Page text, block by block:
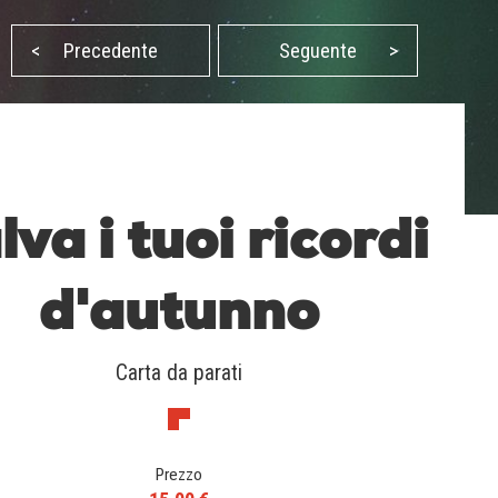
< Precedente Seguente >
i tuoi ricordi
d'autunno
Carta da parati
Prezzo